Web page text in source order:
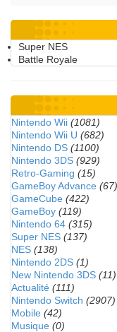
Super NES
Battle Royale
Nintendo Wii (1081)
Nintendo Wii U (682)
Nintendo DS (1100)
Nintendo 3DS (929)
Retro-Gaming (15)
GameBoy Advance (67)
GameCube (422)
GameBoy (119)
Nintendo 64 (315)
Super NES (137)
NES (138)
Nintendo 2DS (1)
New Nintendo 3DS (11)
Actualité (111)
Nintendo Switch (2907)
Mobile (42)
Musique (0)